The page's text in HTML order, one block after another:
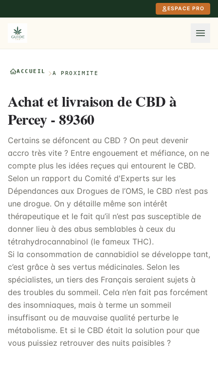
ESPACE PRO
ACCUEIL À PROXIMITÉ
Achat et livraison de CBD à
Percey - 89360
Certains se défoncent au CBD ? On peut devenir
accro très vite ? Entre engouement et méfiance, on ne
compte plus les idées reçues qui entourent le CBD.
Selon un rapport du Comité d'Experts sur les
Dépendances aux Drogues de l’OMS, le CBD n’est pas
une drogue. On y détaille même son intérêt
thérapeutique et le fait qu’il n’est pas susceptible de
donner lieu à des abus semblables à ceux du
tétrahydrocannabinol (le fameux THC).
Si la consommation de cannabidiol se développe tant,
c’est grâce à ses vertus médicinales. Selon les
spécialistes, un tiers des Français seraient sujets à
des troubles du sommeil. Cela n’en fait pas forcément
des insomniaques, mais à terme un sommeil
insuffisant ou de mauvaise qualité perturbe le
métabolisme. Et si le CBD était la solution pour que
vous puissiez retrouver des nuits paisibles ?